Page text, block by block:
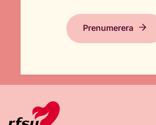
Prenumerera